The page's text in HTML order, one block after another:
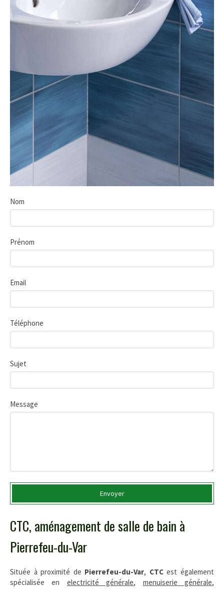
Nom
Prénom
Email
Téléphone
Sujet
Message
Envoyer
CTC, aménagement de salle de bain à
Pierrefeu-du-Var
Située à proximité de Pierrefeu-du-Var, CTCest également
spécialisée en electricité générale, menuiserie générale,